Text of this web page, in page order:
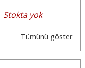
Stokta yok
Tümünü göster